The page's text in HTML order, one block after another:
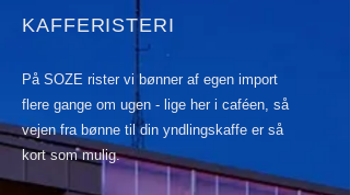
KAFFERISTERI
På SOZE rister vi bønner af egen import
flere gange om ugen - lige her i caféen, så
vejen fra bønne til din yndlingskaffe er så
kort som mulig.